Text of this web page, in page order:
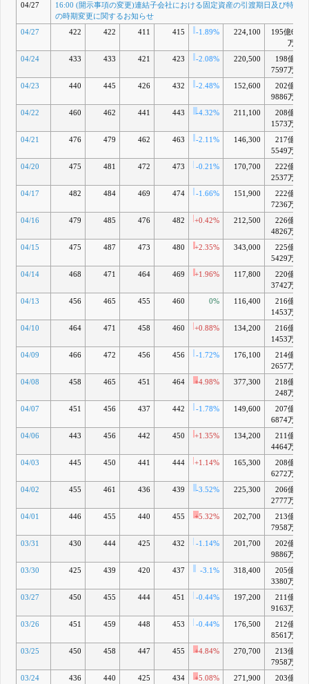
04/27
16:00 (開示事項の変更)連結子会社における固定資産の引渡期日及び特別
の時期変更に関するお知らせ
04/27
422 422 411 415 -1.89% 224,100
195億6
万
04/24 433 433 421 423 -2.08% 220,500
198億
7597万
04/23 440 445 426 432 -2.48% 152,600
202億
9886万
04/22 460 462 441 443 -4.32% 211,100
208億
1573万
04/21 476 479 462 463 -2.11% 146,300
217億
5549万
04/20 475 481 472 473 -0.21% 170,700
222億
2537万
04/17 482 484 469 474 -1.66% 151,900
222億
7236万
04/16 479 485 476 482 +0.42% 212,500
226億
4826万
04/15
475 487 473 480 +2.35% 343,000
225億
5429万
04/14 468 471 464 469 +1.96% 117,800
220億
3742万
04/13
456 465 455 460 0% 116,400
216億
1453万
04/10 464 471 458 460 +0.88% 134,200
216億
1453万
04/09 466 472 456 456 -1.72% 176,100
214億
2657万
04/08 458 465 451 464 +4.98% 377,300
218億
248万
04/07 451 456 437 442 -1.78% 149,600
207億
6874万
04/06 443 456 442 450 +1.35% 134,200
211億
4464万
04/03 445 450 441 444 +1.14% 165,300
208億
6272万
04/02 455 461 436 439 -3.52% 225,300
206億
2777万
04/01 446 455 440 455 +5.32% 202,700
213億
7958万
03/31 430 444 425 432 -1.14% 201,700
202億
9886万
03/30 425 439 420 437 -3.1% 318,400
205億
3380万
03/27 450 455 444 451 -0.44% 197,200
211億
9163万
03/26 451 459 448 453 -0.44% 176,500
212億
8561万
03/25
450 458 447 455 +4.84% 270,700
213億
7958万
03/24 436 440 425 434 +5.08% 271,900
203億